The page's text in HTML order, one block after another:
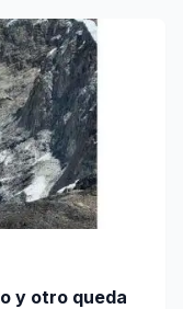
y otro queda